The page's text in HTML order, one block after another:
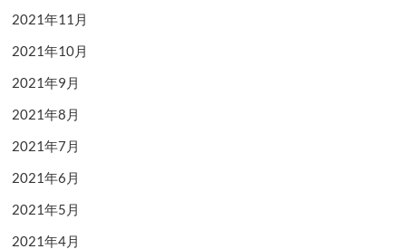
2021年11月
2021年10月
2021年9月
2021年8月
2021年7月
2021年6月
2021年5月
2021年4月